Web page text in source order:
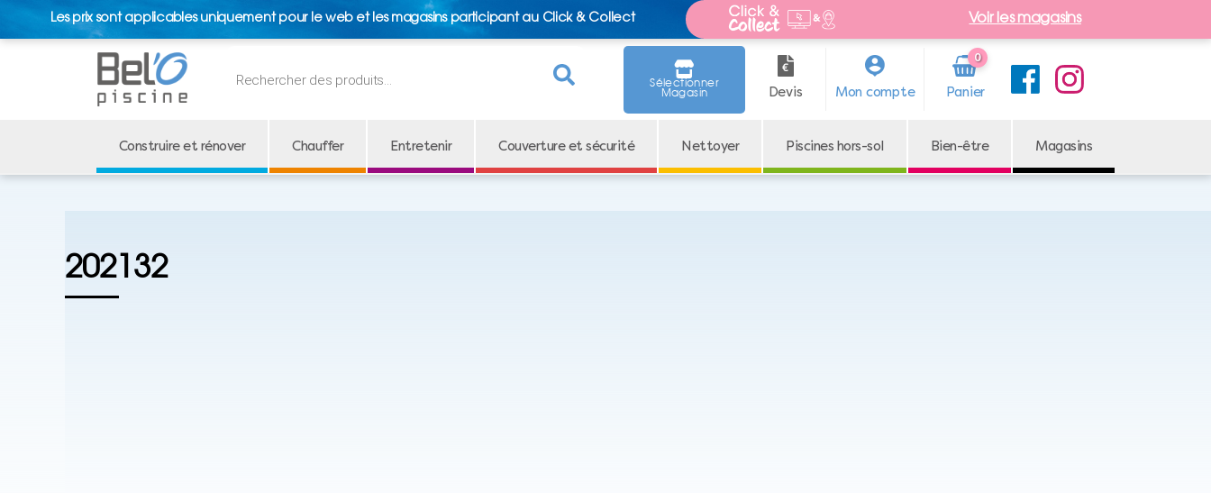
Les prix sont applicables uniquement pour le web et les magasins participant au Click & Collect Voir les magasins
de
Sélectionner
Magasin Devis Mon compte
0
Arti
cle
Construire et rénover Chauffer Entretenir Couverture et sécurité Nettoyer Piscines hors-sol Bien-être Magasins
202132